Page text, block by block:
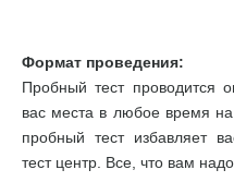
Формат проведения:
Пробный тест проводится
вас места в любое время
пробный тест избавляет
тест центр. Все, что вам